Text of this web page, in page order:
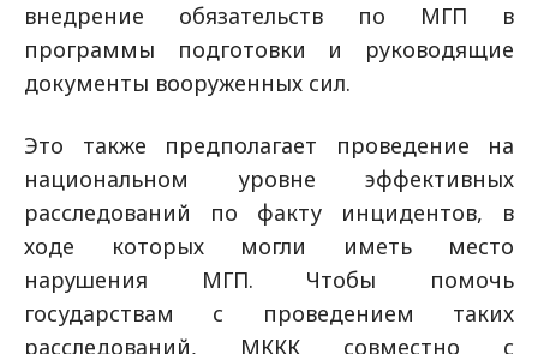
внедрение обязательств по МГП в
программы подготовки и руководящие
документы вооруженных сил.
Это также предполагает проведение на
национальном уровне эффективных
расследований по факту инцидентов, в
ходе которых могли иметь место
нарушения МГП. Чтобы помочь
государствам с проведением таких
расследований, МККК совместно с